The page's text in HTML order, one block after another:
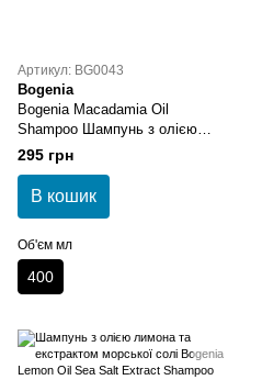
Артикул: BG0043
Bogenia
Bogenia Macadamia Oil
Shampoo Шампунь з олією
макадамії 400 мл
295 грн
В кошик
Об'єм мл
400